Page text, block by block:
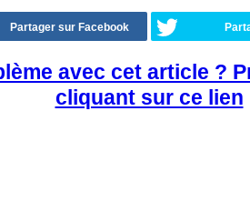
Partager sur Facebook
avec cet article ?
cliquant sur ce lien